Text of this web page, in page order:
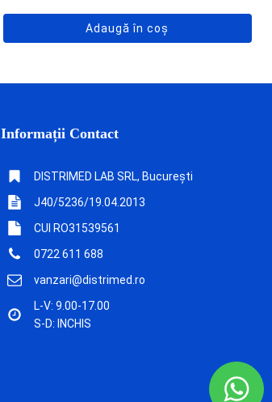
Adaugă în coș
Informații Contact
DISTRIMED LAB SRL, București
J40/5236/19.04.2013
CUI RO31539561
0722 611 688
vanzari@distrimed.ro
L-V: 9.00-17.00
S-D: INCHIS